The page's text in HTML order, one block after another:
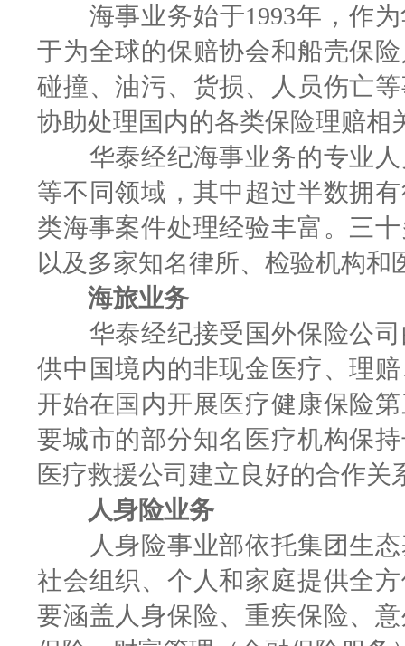
海事业务始于1993年，作为
于为全球的保赔协会和船壳保
碰撞、油污、货损、人员伤亡
协助处理国内的各类保险理赔相
华泰经纪海事业务的专业人
等不同领域，其中超过半数拥
类海事案件处理经验丰富。三
以及多家知名律所、检验机构
海旅业务
华泰经纪接受国外保险公司
供中国境内的非现金医疗、理
开始在国内开展医疗健康保险
要城市的部分知名医疗机构保
医疗救援公司建立良好的合作关
人身险业务
人身险事业部依托集团生态
社会组织、个人和家庭提供全
要涵盖人身保险、重疾保险、